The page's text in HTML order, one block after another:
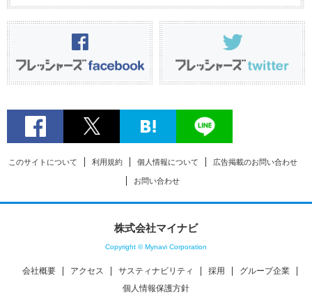
このサイトについて 利用規約 個人情報について 広告掲載のお問い合わせ
お問い合わせ
株式会社マイナビ
Copyright © Mynavi Corporation
会社概要 アクセス サスティナビリティ 採用
グループ企業
個人情報保護方針